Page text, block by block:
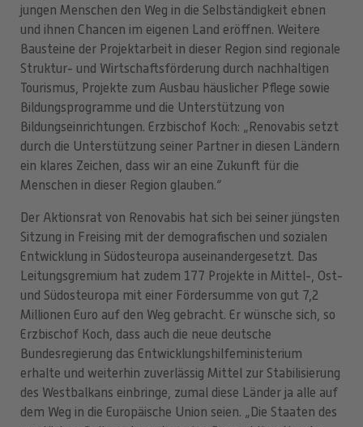
jungen Menschen den Weg in die Selbständigkeit ebnen
und ihnen Chancen im eigenen Land eröffnen. Weitere
Bausteine der Projektarbeit in dieser Region sind regionale
Struktur- und Wirtschaftsförderung durch nachhaltigen
Tourismus, Projekte zum Ausbau häuslicher Pflege sowie
Bildungsprogramme und die Unterstützung von
Bildungseinrichtungen. Erzbischof Koch: „Renovabis setzt
durch die Unterstützung seiner Partner in diesen Ländern
ein klares Zeichen, dass wir an eine Zukunft für die
Menschen in dieser Region glauben.“
Der Aktionsrat von Renovabis hat sich bei seiner jüngsten
Sitzung in Freising mit der demografischen und sozialen
Entwicklung in Südosteuropa auseinandergesetzt. Das
Leitungsgremium hat zudem 177 Projekte in Mittel-, Ost-
und Südosteuropa mit einer Fördersumme von gut 7,2
Millionen Euro auf den Weg gebracht. Er wünsche sich, so
Erzbischof Koch, dass auch die neue deutsche
Bundesregierung das Entwicklungshilfeministerium
erhalte und weiterhin zuverlässig Mittel zur Stabilisierung
des Westbalkans einbringe, zumal diese Länder ja alle auf
dem Weg in die Europäische Union seien. „Die Staaten des